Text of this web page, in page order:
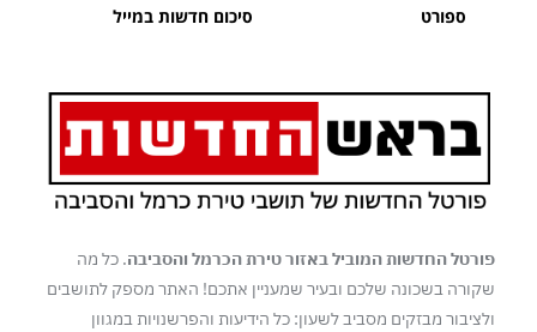
ספורט
סיכום חדשות במייל
פורטל החדשות המוביל באזור טירת הכרמל והסביבה. כל מה
שקורה בשכונה שלכם ובעיר שמעניין אתכם! האתר מספק לתושבים
ולציבור מבזקים מסביב לשעון: כל הידיעות והפרשנויות במגוון